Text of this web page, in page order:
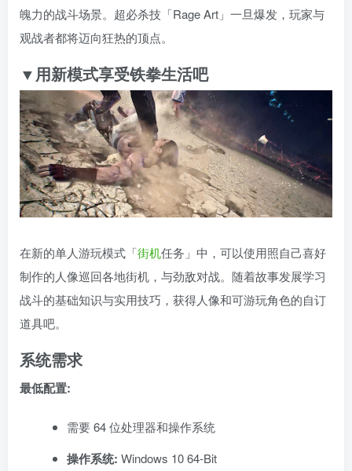
魄力的战斗场景。超必杀技「Rage Art」一旦爆发，玩家与
观战者都将迈向狂热的顶点。
▼用新模式享受铁拳生活吧
在新的单人游玩模式「街机任务」中，可以使用照自己喜好
制作的人像巡回各地街机，与劲敌对战。随着故事发展学习
战斗的基础知识与实用技巧，获得人像和可游玩角色的自订
道具吧。
系统需求
最低配置:
需要 64 位处理器和操作系统
操作系统: Windows 10 64-Bit